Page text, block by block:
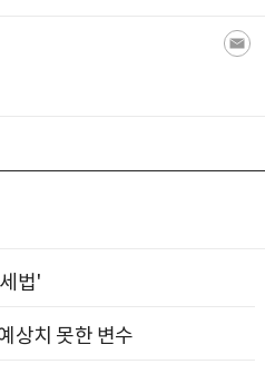
법'
상치 못한 변수